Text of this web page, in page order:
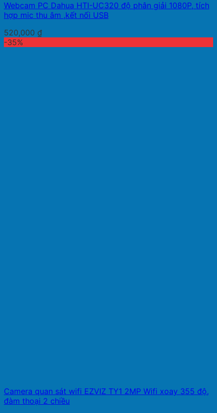
Webcam PC Dahua HTI-UC320 độ phân giải 1080P, tích
hợp mic thu âm ,kết nối USB
520,000 ₫
-35%
Camera quan sát wifi EZVIZ TY1 2MP Wifi xoay 355 độ,
đàm thoại 2 chiều